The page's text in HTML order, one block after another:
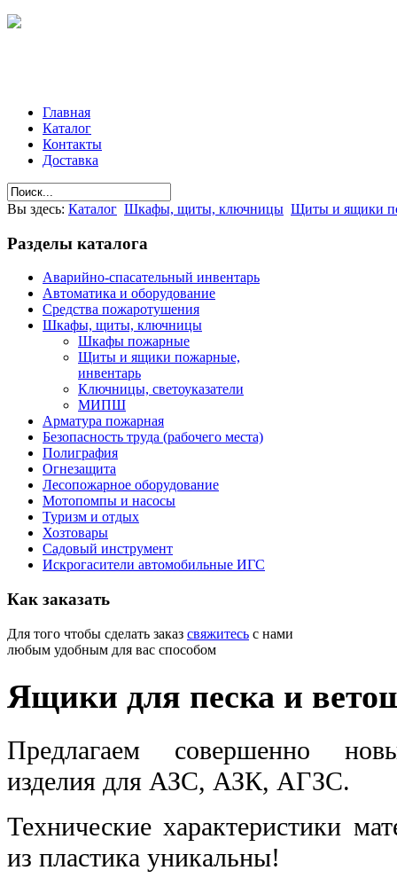
Главная
Каталог
Контакты
Доставка
Вы здесь: Каталог Шкафы, щиты, ключницы Щиты и ящики
Разделы каталога
Аварийно-спасательный инвентарь
Автоматика и оборудование
Средства пожаротушения
Шкафы, щиты, ключницы
Шкафы пожарные
Щиты и ящики пожарные,
инвентарь
Ключницы, светоуказатели
МИПШ
Арматура пожарная
Безопасность труда (рабочего места)
Полиграфия
Огнезащита
Лесопожарное оборудование
Мотопомпы и насосы
Туризм и отдых
Хозтовары
Садовый инструмент
Искрогасители автомобильные ИГС
Как заказать
Для того чтобы сделать заказ свяжитесь с нами
любым удобным для вас способом
Ящики для песка и
Предлагаем совершенно
изделия для АЗС, АЗК, АГЗС.
Технические характеристики
из пластика уникальны!